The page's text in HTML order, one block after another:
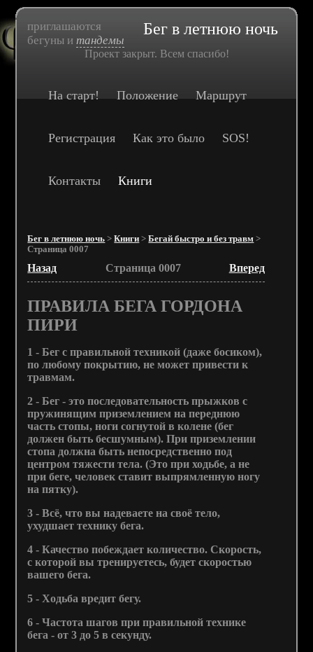
приглашаются
бегуны итандемы
Бег в летнюю ночь
Проект закрыт. Всем спасибо!
На старт! Положение Маршрут
Регистрация Как это было SOS!
Контакты Книги
Бег в летнюю ночь >Книги >Бегай быстро и без травм >
Страница 0007
Назад Страница 0007 Вперед
ПРАВИЛА БЕГА ГОРДОНА
ПИРИ
1 - Бег с правильной техникой (даже босиком),
по любому покрытию, не может привести к
травмам.
2 - Бег - это последовательность прыжков с
пружинящим приземлением на переднюю
часть стопы, ноги согнутой в колене (бег
должен быть бесшумным). При приземлении
стопа должна быть непосредственно под
центром тяжести тела. (Это при ходьбе, а не
при беге, человек ставит выпрямленную ногу
на пятку).
3 - Всё, что вы надеваете на своё тело,
ухудшает технику бега.
4 - Качество побеждает количество. Скорость,
с которой вы тренируетесь, будет скоростью
вашего бега.
5 - Ходьба вредит бегу.
6 - Частота шагов при правильной технике
бега - от 3 до 5 в секунду.